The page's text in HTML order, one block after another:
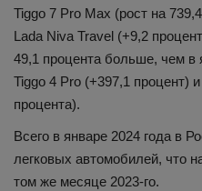
Tiggo 7 Pro Max (рост на
Lada Niva Travel (+9,2
49,1 процента больше, чем в
Tiggo 4 Pro (+397,1 процент)
процента).
Всего в январе 2024 года в
легковых автомобилей, что
том же месяце 2023-го.